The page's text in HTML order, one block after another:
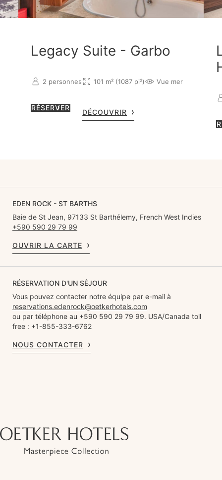
Legacy Suite - Garbo
2 personnes 101 m² (1087 pi²) Vue mer
RÉSERVER
DÉCOUVRIR
EDEN ROCK - ST BARTHS
Baie de St Jean, 97133 St Barthélemy, French West Indies
+590 590 29 79 99
OUVRIR LA CARTE
RÉSERVATION D'UN SÉJOUR
Vous pouvez contacter notre équipe par e-mail à
reservations.edenrock@oetkerhotels.com
ou par téléphone au +590 590 29 79 99. USA/Canada toll
free : +1-855-333-6762
NOUS CONTACTER